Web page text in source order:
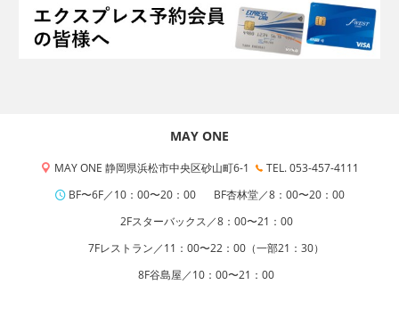
MAY ONE
MAY ONE 静岡県浜松市中央区砂山町6-1
TEL. 053-457-4111
BF〜6F／10：00〜20：00
BF杏林堂／8：00〜20：00
2Fスターバックス／8：00〜21：00
7Fレストラン／11：00〜22：00（一部21：30）
8F谷島屋／10：00〜21：00